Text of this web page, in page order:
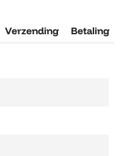
Verzending Betaling